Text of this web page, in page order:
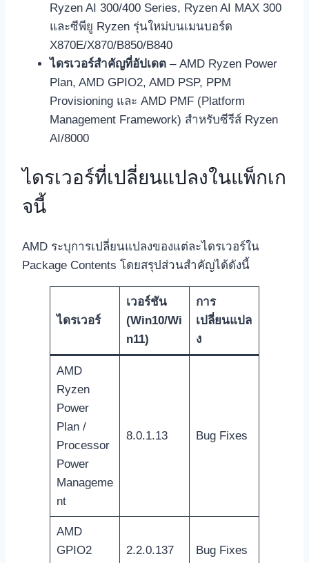
Ryzen AI 300/400 Series, Ryzen AI MAX 300
และซีพียู Ryzen รุ่นใหม่บนเมนบอร์ด
X870E/X870/B850/B840
ไดรเวอร์สำคัญที่อัปเดต – AMD Ryzen Power
Plan, AMD GPIO2, AMD PSP, PPM
Provisioning และ AMD PMF (Platform
Management Framework) สำหรับซีรีส์ Ryzen
AI/8000
ไดรเวอร์ที่เปลี่ยนแปลงในแพ็กเก
จนี้
AMD ระบุการเปลี่ยนแปลงของแต่ละไดรเวอร์ใน
Package Contents โดยสรุปส่วนสำคัญได้ดังนี้
ไดรเวอร์
เวอร์ชัน
(Win10/Wi
n11)
การ
เปลี่ยนแปล
ง
AMD
Ryzen
Power
Plan /
Processor
Power
Manageme
nt
8.0.1.13 Bug Fixes
AMD
GPIO2
2.2.0.137 Bug Fixes